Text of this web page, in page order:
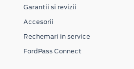
Garantii si revizii
Accesorii
Rechemari in service
FordPass Connect